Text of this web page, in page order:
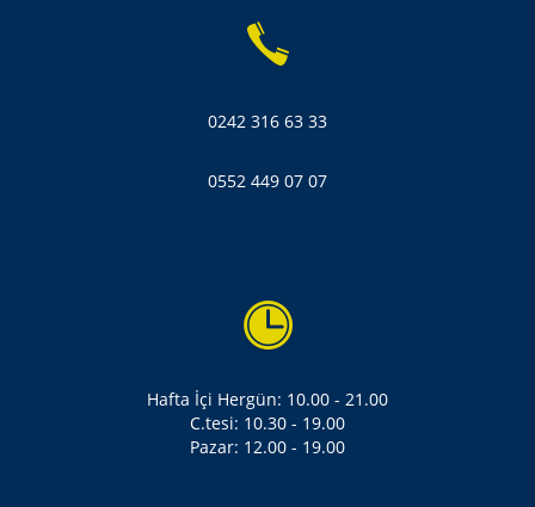
0242 316 63 33
0552 449 07 07
Hafta İçi Hergün: 10.00 - 21.00
C.tesi: 10.30 - 19.00
Pazar: 12.00 - 19.00